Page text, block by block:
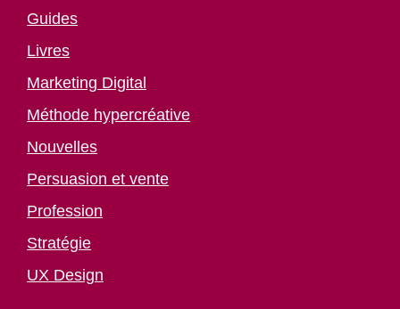
Guides
Livres
Marketing Digital
Méthode hypercréative
Nouvelles
Persuasion et vente
Profession
Stratégie
UX Design